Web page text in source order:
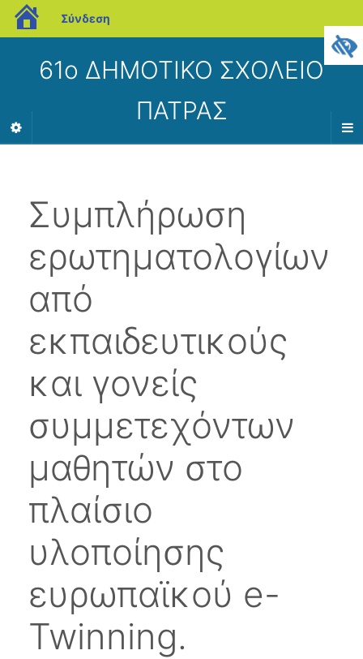
blogs.sch.gr
Σύνδεση
61ο ΔΗΜΟΤΙΚΟ ΣΧΟΛΕΙΟ
ΠΑΤΡΑΣ
Συμπλήρωση
ερωτηματολογίων
από
εκπαιδευτικούς
και γονείς
συμμετεχόντων
μαθητών στο
πλαίσιο
υλοποίησης
ευρωπαϊκού e-
Twinning.